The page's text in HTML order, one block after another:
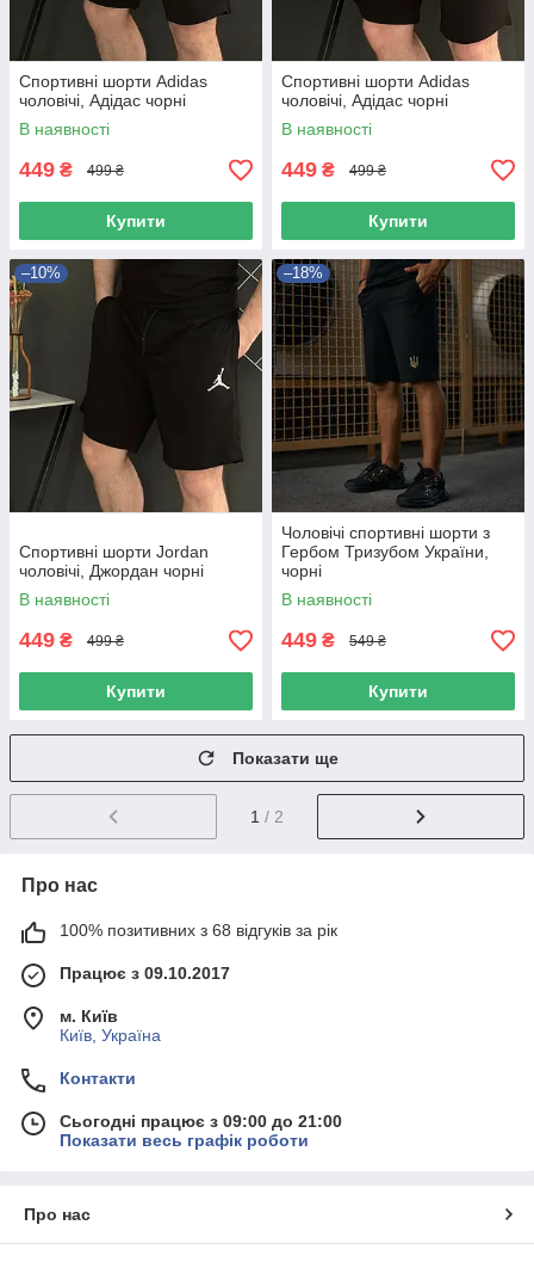
Спортивні шорти Adidas
чоловічі, Адідас чорні
В наявності
449 ₴ 499 ₴
Купити
Спортивні шорти Adidas
чоловічі, Адідас чорні
В наявності
449 ₴ 499 ₴
Купити
–10%
Спортивні шорти Jordan
чоловічі, Джордан чорні
В наявності
449 ₴ 499 ₴
Купити
–18%
Чоловічі спортивні шорти з
Гербом Тризубом України,
чорні
В наявності
449 ₴ 549 ₴
Купити
Показати ще
1 / 2
Про нас
100% позитивних з 68 відгуків за рік
Працює з 09.10.2017
м. Київ
Київ, Україна
Контакти
Сьогодні працює з 09:00 до 21:00
Показати весь графік роботи
Про нас